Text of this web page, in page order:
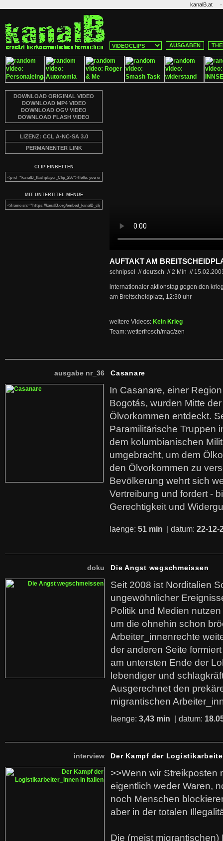
kanalB.at ·
AUSGABEN
DOWNLOAD ORIGINAL VIDEO
DOWNLOAD MP4 VIDEO
DOWNLOAD OGV VIDEO
DOWNLOAD FLASH VIDEO
LIZENZ: CCL A-NC-SA 3.0
PERMANENTER LINK
CLIP EINBETTEN
MIT UNTERTITEL MENUE
AUFTAKT AM
schnipsel // deutsch //2 Min //
internationaler aktionstag gegen den
am Breitscheidplatz, 12:30 uhr
weitere Videos: Kein Krieg
Team: wetterfrosch/mac/zen
ausgabe nr_36 Casanare
In Casanare, einer
Bogotás, wurden Mitte
Ölvorkommen entdeckt.
Paramilitärische Truppen
dem kolumbianischen
umgebracht, um dem
den Ölvorkommen zu
Bevölkerung wehrt sich
Vertreibung und fordert -
Gerechtigkeit und
laenge: 51 min | datum: 22-12-
doku Die Angst wegschmeissen
Seit 2008 ist Norditalien
ungewöhnlicher
Politik und Medien
um die ohnehin schon
Arbeiter_innenrechte
der anderen Seite
am untersten Ende der
lebendiger und
Ausgerechnet den
migrantischen
laenge: 3,43 min | datum:
interview Der Kampf der
>>Wenn wir Streikposten
eigentlich weder Waren,
noch Menschen
aber in der totalen
Die (meist